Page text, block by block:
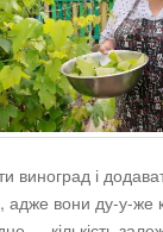
виноград і
адже вони ду-у-же